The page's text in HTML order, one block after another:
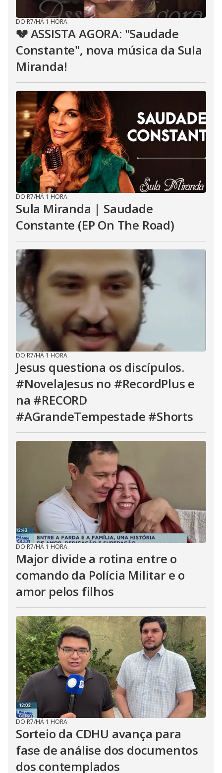
DO R7/HÁ 1 HORA
💔 ASSISTA AGORA: "Saudade
Constante", nova música da Sula
Miranda!
DO R7/HÁ 1 HORA
Sula Miranda | Saudade
Constante (EP On The Road)
DO R7/HÁ 1 HORA
Jesus questiona os discípulos.
#NovelaJesus no #RecordPlus e
na #RECORD
#AGrandeTempestade #Shorts
DO R7/HÁ 1 HORA
Major divide a rotina entre o
comando da Polícia Militar e o
amor pelos filhos
DO R7/HÁ 1 HORA
Sorteio da CDHU avança para
fase de análise dos documentos
dos contemplados